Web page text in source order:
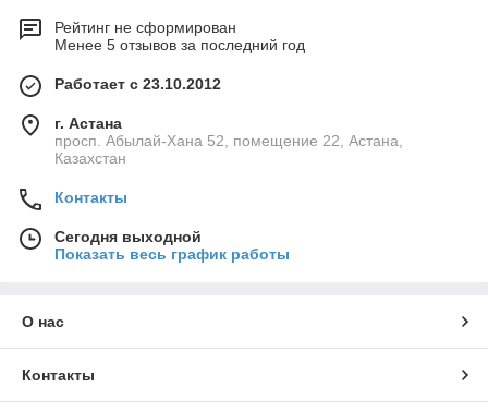
Рейтинг не сформирован
Менее 5 отзывов за последний год
Работает с 23.10.2012
г. Астана
просп. Абылай-Хана 52, помещение 22, Астана,
Казахстан
Контакты
Сегодня выходной
Показать весь график работы
О нас
Контакты